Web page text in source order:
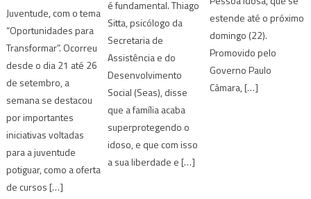
Juventude, com o tema
“Oportunidades para
Transformar”. Ocorreu
desde o dia 21 até 26
de setembro, a
semana se destacou
por importantes
iniciativas voltadas
para a juventude
potiguar, como a oferta
de cursos […]
é fundamental. Thiago
Sitta, psicólogo da
Secretaria de
Assistência e do
Desenvolvimento
Social (Seas), disse
que a família acaba
superprotegendo o
idoso, e que com isso
a sua liberdade e […]
estende até o próximo
domingo (22).
Promovido pelo
Governo Paulo
Câmara, […]